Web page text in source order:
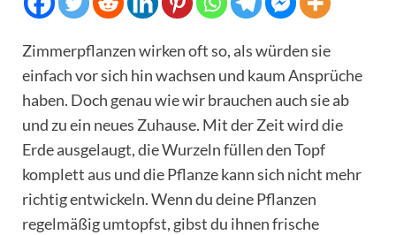
Zimmerpflanzen wirken oft so, als würden sie
einfach vor sich hin wachsen und kaum Ansprüche
haben. Doch genau wie wir brauchen auch sie ab
und zu ein neues Zuhause. Mit der Zeit wird die
Erde ausgelaugt, die Wurzeln füllen den Topf
komplett aus und die Pflanze kann sich nicht mehr
richtig entwickeln. Wenn du deine Pflanzen
regelmäßig umtopfst, gibst du ihnen frische